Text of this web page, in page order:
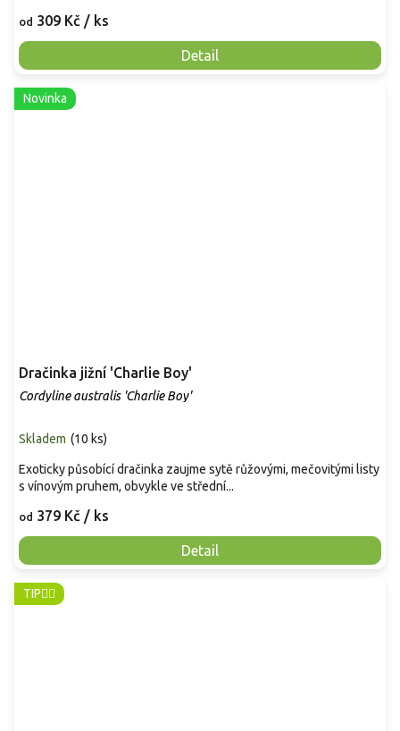
od 309 Kč / ks
Detail
Novinka
Dračinka jižní 'Charlie Boy'
Cordyline australis 'Charlie Boy'
Skladem (10 ks)
od 379 Kč / ks
Detail
Exoticky působící dračinka zaujme sytě růžovými, mečovitými listy
s vínovým pruhem, obvykle ve střední...
TIP👈🏻